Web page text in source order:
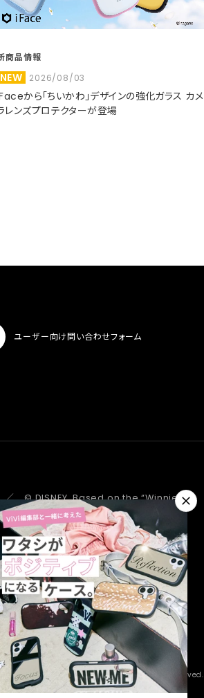
商品情報
NEW 2026/08/03
から「ちいかわ」デザインの強化ガラス カメ
レンズプロテクターが登場
ユーザー向け問い合わせフォーム
© DISNEY. Based on the “Winnie the
LLC ／ ©Pokémon.
・TV Tokyo・ShoPro・JR Kikaku
/ HYBE. All Rights Reserved. ／
STRANGER THINGS ™/© Netflix.
標または登録商標です。
詳しくはこちら
ます。
Copyright © Hamee Corp. All Rights Reserved.